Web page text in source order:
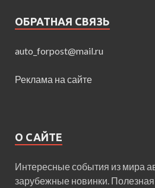
ОБРАТНАЯ СВЯЗЬ
auto_forpost@mail.ru
Реклама на сайте
О САЙТЕ
Интересные события из мира
зарубежные новинки.